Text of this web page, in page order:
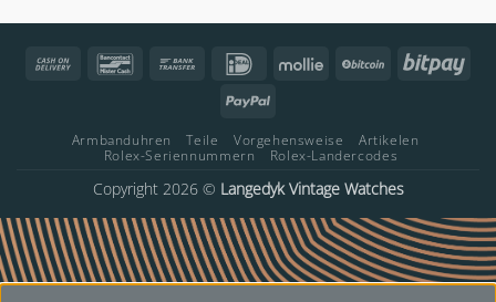
Cash
Bancontact Bank
IDeal Mollie BitCoin
PayPal
Armbanduhren Teile Vorgehensweise
Artikelen
Rolex-Seriennummern
Rolex-Landercodes
Copyright 2026 © Langedyk Vintage Watches